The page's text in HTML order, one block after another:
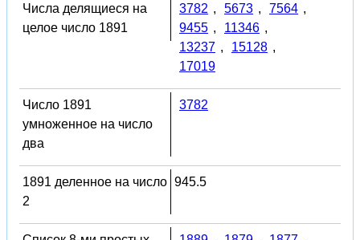
Числа делящиеся на
целое число 1891
3782 , 5673 , 7564 ,
9455 , 11346 ,
13237 , 15128 ,
17019
Число 1891
умноженное на число
два
3782
1891 деленное на число
2
945.5